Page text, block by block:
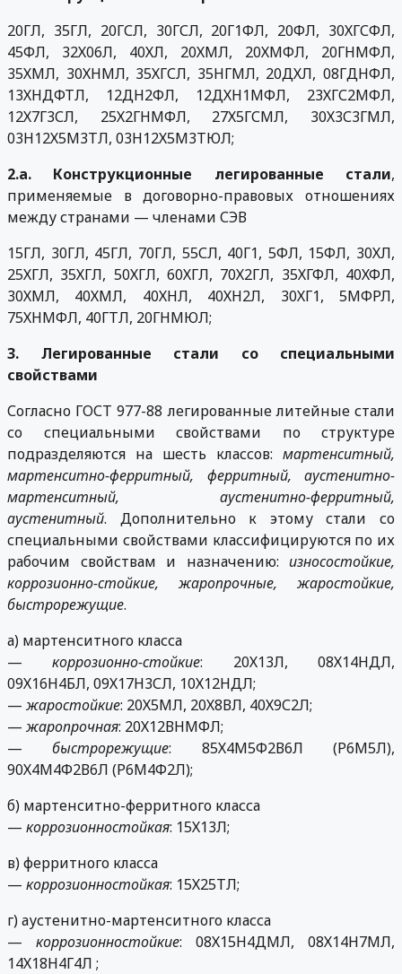
20ГЛ, 35ГЛ, 20ГСЛ, 30ГСЛ, 20Г1ФЛ, 20ФЛ, 30ХГСФЛ,
45ФЛ, 32Х06Л, 40ХЛ, 20ХМЛ, 20ХМФЛ, 20ГНМФЛ,
35ХМЛ, 30ХНМЛ, 35ХГСЛ, 35НГМЛ, 20ДХЛ, 08ГДНФЛ,
13ХНДФТЛ, 12ДН2ФЛ, 12ДХН1МФЛ, 23ХГС2МФЛ,
12Х7Г3СЛ, 25Х2ГНМФЛ, 27Х5ГСМЛ, 30Х3С3ГМЛ,
03Н12Х5М3ТЛ, 03Н12Х5М3ТЮЛ;
2.а. Конструкционные легированные стали,
применяемые в договорно-правовых отношениях
между странами — членами СЭВ
15ГЛ, 30ГЛ, 45ГЛ, 70ГЛ, 55СЛ, 40Г1, 5ФЛ, 15ФЛ, 30ХЛ,
25ХГЛ, 35ХГЛ, 50ХГЛ, 60ХГЛ, 70Х2ГЛ, 35ХГФЛ, 40ХФЛ,
30ХМЛ, 40ХМЛ, 40ХНЛ, 40ХН2Л, 30ХГ1, 5МФРЛ,
75ХНМФЛ, 40ГТЛ, 20ГНМЮЛ;
3. Легированные стали со специальными
свойствами
Согласно ГОСТ 977-88 легированные литейные стали
со специальными свойствами по структуре
подразделяются на шесть классов: мартенситный,
мартенситно-ферритный, ферритный, аустенитно-
мартенситный, аустенитно-ферритный,
аустенитный. Дополнительно к этому стали со
специальными свойствами классифицируются по их
рабочим свойствам и назначению: износостойкие,
коррозионно-стойкие, жаропрочные, жаростойкие,
быстрорежущие.
а) мартенситного класса
—коррозионно-стойкие: 20Х13Л, 08Х14НДЛ,
09Х16Н4БЛ, 09Х17Н3СЛ, 10Х12НДЛ;
— жаростойкие: 20Х5МЛ, 20Х8ВЛ, 40Х9С2Л;
— жаропрочная: 20Х12ВНМФЛ;
—быстрорежущие: 85Х4М5Ф2В6Л (Р6М5Л),
90Х4М4Ф2В6Л (Р6М4Ф2Л);
б) мартенситно-ферритного класса
— коррозионностойкая: 15Х13Л;
в) ферритного класса
— коррозионностойкая: 15Х25ТЛ;
г) аустенитно-мартенситного класса
— коррозионностойкие: 08Х15Н4ДМЛ, 08Х14Н7МЛ,
14Х18Н4Г4Л ;